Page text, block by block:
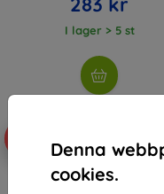
Denna
cookies.
I lager > 5 st